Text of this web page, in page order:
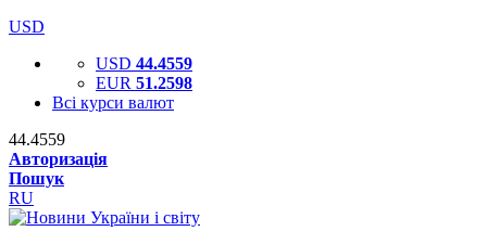
USD
USD 44.4559
EUR 51.2598
Всі курси валют
44.4559
Авторизація
Пошук
RU